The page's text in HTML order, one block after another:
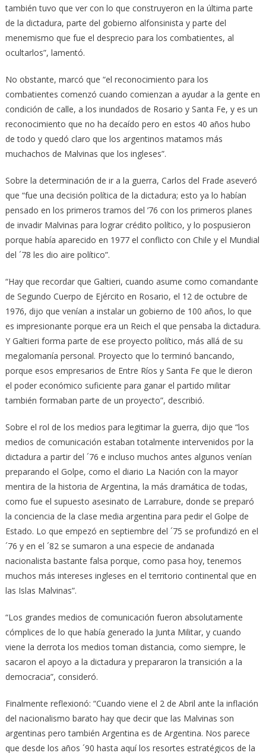
también tuvo que ver con lo que construyeron en la última parte
de la dictadura, parte del gobierno alfonsinista y parte del
menemismo que fue el desprecio para los combatientes, al
ocultarlos”, lamentó.
No obstante, marcó que “el reconocimiento para los
combatientes comenzó cuando comienzan a ayudar a la gente en
condición de calle, a los inundados de Rosario y Santa Fe, y es un
reconocimiento que no ha decaído pero en estos 40 años hubo
de todo y quedó claro que los argentinos matamos más
muchachos de Malvinas que los ingleses”.
Sobre la determinación de ir a la guerra, Carlos del Frade aseveró
que “fue una decisión política de la dictadura; esto ya lo habían
pensado en los primeros tramos del ’76 con los primeros planes
de invadir Malvinas para lograr crédito político, y lo pospusieron
porque había aparecido en 1977 el conflicto con Chile y el Mundial
del ´78 les dio aire político”.
“Hay que recordar que Galtieri, cuando asume como comandante
de Segundo Cuerpo de Ejército en Rosario, el 12 de octubre de
1976, dijo que venían a instalar un gobierno de 100 años, lo que
es impresionante porque era un Reich el que pensaba la dictadura.
Y Galtieri forma parte de ese proyecto político, más allá de su
megalomanía personal. Proyecto que lo terminó bancando,
porque esos empresarios de Entre Ríos y Santa Fe que le dieron
el poder económico suficiente para ganar el partido militar
también formaban parte de un proyecto”, describió.
Sobre el rol de los medios para legitimar la guerra, dijo que “los
medios de comunicación estaban totalmente intervenidos por la
dictadura a partir del ´76 e incluso muchos antes algunos venían
preparando el Golpe, como el diario La Nación con la mayor
mentira de la historia de Argentina, la más dramática de todas,
como fue el supuesto asesinato de Larrabure, donde se preparó
la conciencia de la clase media argentina para pedir el Golpe de
Estado. Lo que empezó en septiembre del ´75 se profundizó en el
´76 y en el ´82 se sumaron a una especie de andanada
nacionalista bastante falsa porque, como pasa hoy, tenemos
muchos más intereses ingleses en el territorio continental que en
las Islas Malvinas”.
“Los grandes medios de comunicación fueron absolutamente
cómplices de lo que había generado la Junta Militar, y cuando
viene la derrota los medios toman distancia, como siempre, le
sacaron el apoyo a la dictadura y prepararon la transición a la
democracia”, consideró.
Finalmente reflexionó: “Cuando viene el 2 de Abril ante la inflación
del nacionalismo barato hay que decir que las Malvinas son
argentinas pero también Argentina es de Argentina. Nos parece
que desde los años ´90 hasta aquí los resortes estratégicos de la